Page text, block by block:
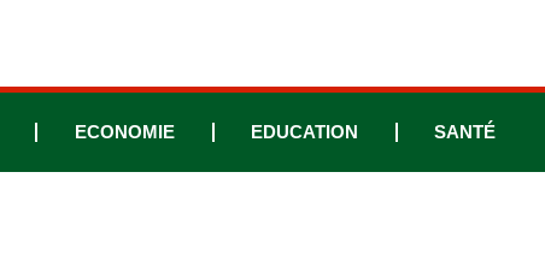
ECONOMIE EDUCATION SANTÉ